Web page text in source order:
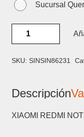
Sucursal
REDMI
13
Y
SKU: SINSIN86231
Descripción
XIAOMI REDMI